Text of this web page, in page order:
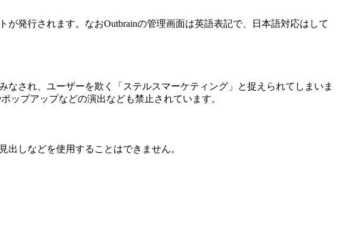
発行されます。なおOutbrainの管理画面は英語表記で、日本語対応はして
され、ユーザーを欺く「ステルスマーケティング」と捉えられてしまいま
ップアップなどの演出なども禁止されています。
しなどを使用することはできません。